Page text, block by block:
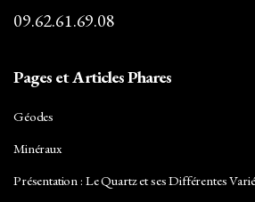
09.62.61.69.08
Pages et Articles Phares
Géodes
Minéraux
Présentation : Le Quartz et ses Différentes